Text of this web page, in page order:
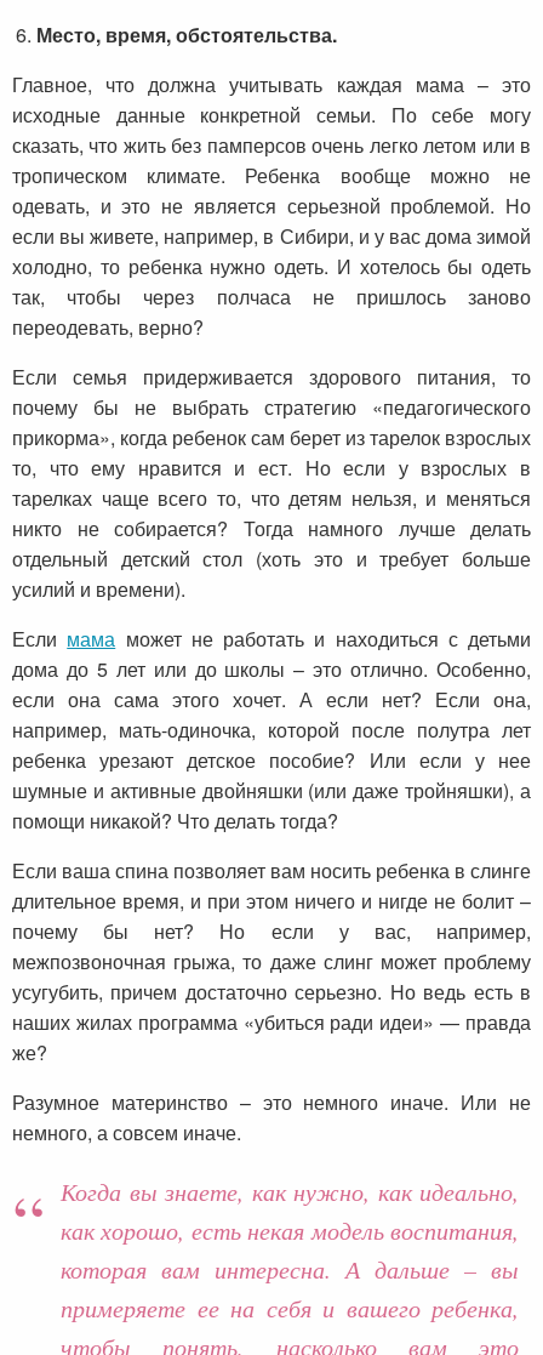
Место, время, обстоятельства.
Главное, что должна учитывать каждая мама – это
исходные данные конкретной семьи. По себе могу
сказать, что жить без памперсов очень легко летом или в
тропическом климате. Ребенка вообще можно не
одевать, и это не является серьезной проблемой. Но
если вы живете, например, в Сибири, и у вас дома зимой
холодно, то ребенка нужно одеть. И хотелось бы одеть
так, чтобы через полчаса не пришлось заново
переодевать, верно?
Если семья придерживается здорового питания, то
почему бы не выбрать стратегию «педагогического
прикорма», когда ребенок сам берет из тарелок взрослых
то, что ему нравится и ест. Но если у взрослых в
тарелках чаще всего то, что детям нельзя, и меняться
никто не собирается? Тогда намного лучше делать
отдельный детский стол (хоть это и требует больше
усилий и времени).
Если мама может не работать и находиться с детьми
дома до 5 лет или до школы – это отлично. Особенно,
если она сама этого хочет. А если нет? Если она,
например, мать-одиночка, которой после полутра лет
ребенка урезают детское пособие? Или если у нее
шумные и активные двойняшки (или даже тройняшки), а
помощи никакой? Что делать тогда?
Если ваша спина позволяет вам носить ребенка в слинге
длительное время, и при этом ничего и нигде не болит –
почему бы нет? Но если у вас, например,
межпозвоночная грыжа, то даже слинг может проблему
усугубить, причем достаточно серьезно. Но ведь есть в
наших жилах программа «убиться ради идеи» — правда
же?
Разумное материнство – это немного иначе. Или не
немного, а совсем иначе.
Когда вы знаете, как нужно, как идеально,
как хорошо, есть некая модель воспитания,
которая вам интересна. А дальше – вы
примеряете ее на себя и вашего ребенка,
чтобы понять, насколько вам это